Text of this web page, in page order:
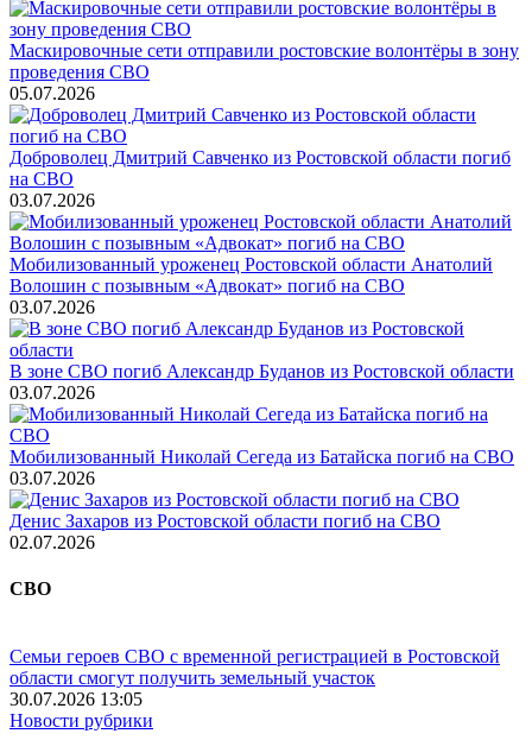
Маскировочные сети отправили ростовские волонтёры в зону
проведения СВО
05.07.2026
Доброволец Дмитрий Савченко из Ростовской области погиб
на СВО
03.07.2026
Мобилизованный уроженец Ростовской области Анатолий
Волошин с позывным «Адвокат» погиб на СВО
03.07.2026
В зоне СВО погиб Александр Буданов из Ростовской области
03.07.2026
Мобилизованный Николай Сегеда из Батайска погиб на СВО
03.07.2026
Денис Захаров из Ростовской области погиб на СВО
02.07.2026
СВО
Семьи героев СВО с временной регистрацией в Ростовской
области смогут получить земельный участок
30.07.2026 13:05
Новости рубрики